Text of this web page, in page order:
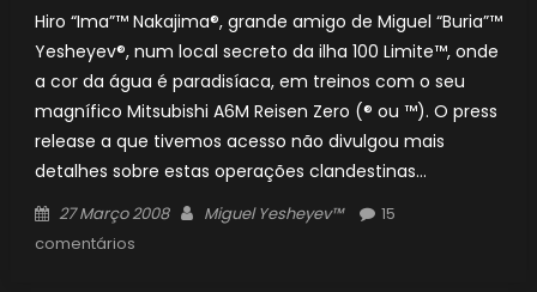
Hiro “Ima”™ Nakajima®, grande amigo de Miguel “Buria”™
Yesheyev®, num local secreto da ilha 100 Limite™, onde
a cor da água é paradisíaca, em treinos com o seu
magnífico Mitsubishi A6M Reisen Zero (® ou ™). O press
release a que tivemos acesso não divulgou mais
detalhes sobre estas operações clandestinas…
Posted
on
27 Março 2008 Author
Miguel Yesheyev™
15
comentários